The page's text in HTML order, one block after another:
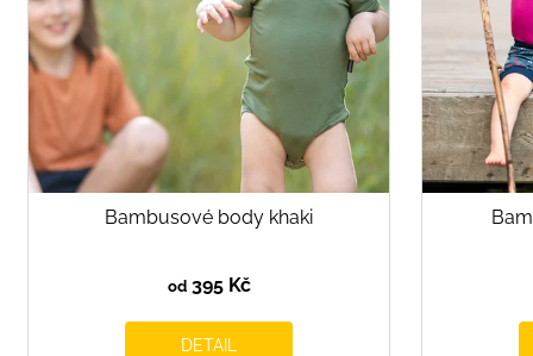
r
o
d
t
ů
Bambusové body khaki
od395 Kč
DETAIL